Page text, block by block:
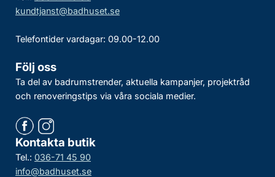
kundtjanst@badhuset.se
Telefontider vardagar: 09.00-12.00
Följ oss
Ta del av badrumstrender, aktuella kampanjer, projektråd
och renoveringstips via våra sociala medier.
Kontakta butik
Tel.: 036-71 45 90
info@badhuset.se